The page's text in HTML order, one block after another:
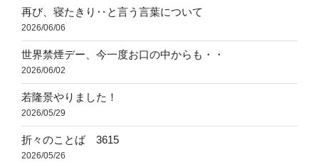
再び、寝たきり‥と言う言葉について
2026/06/06
世界禁煙デー、今一度お口の中からも・・
2026/06/02
若隆景やりました！
2026/05/29
折々のことば 3615
2026/05/26